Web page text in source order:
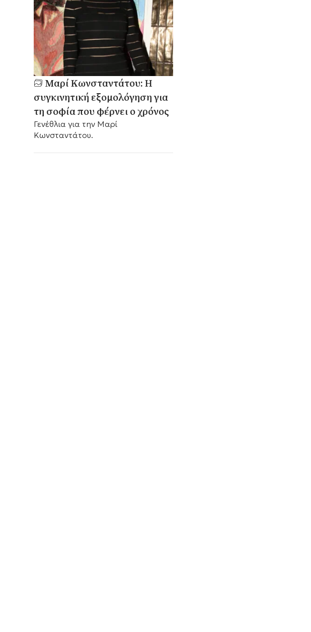
Μαρί Κωνσταντάτου: Η
συγκινητική εξομολόγηση για
τη σοφία που φέρνει ο χρόνος
Γενέθλια για την Μαρί
Κωνσταντάτου.